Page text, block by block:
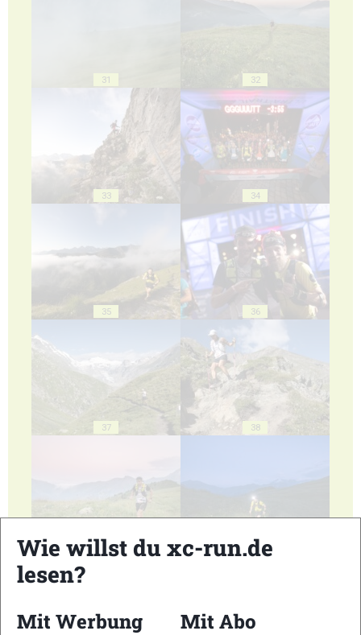
31 32
33 34
35 36
37 38
39 40
Wie willst du xc-run.de
lesen?
Mit Werbung
Mit Abo